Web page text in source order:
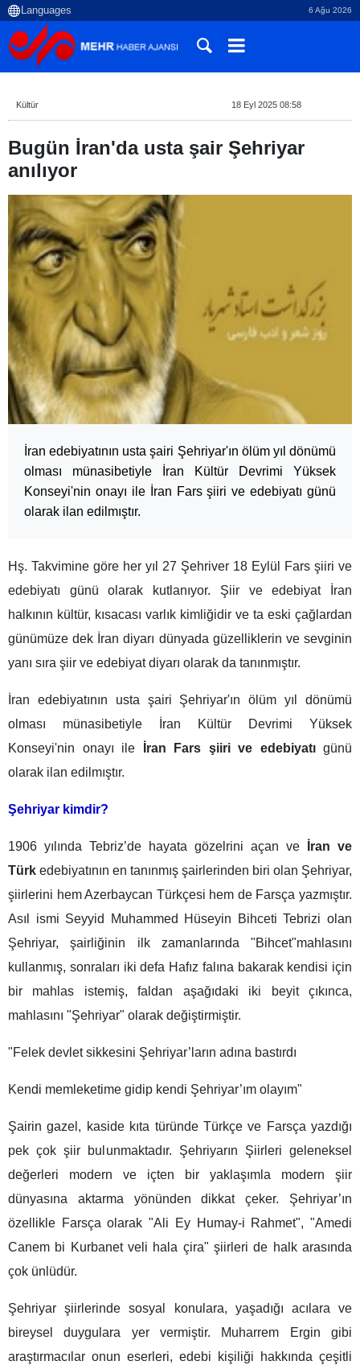
6 Ağu 2026
Kültür 18 Eyl 2025 08:58
Bugün İran'da usta şair Şehriyar
anılıyor
İran edebiyatının usta şairi Şehriyar'ın ölüm yıl dönümü
olması münasibetiyle İran Kültür Devrimi Yüksek
Konseyi'nin onayı ile İran Fars şiiri ve edebiyatı günü
olarak ilan edilmıştır.
Hş. Takvimine göre her yıl 27 Şehriver 18 Eylül Fars şiiri ve
edebiyatı günü olarak kutlanıyor. Şiir ve edebiyat İran
halkının kültür, kısacası varlık kimliğidir ve ta eski çağlardan
günümüze dek İran diyarı dünyada güzelliklerin ve sevginin
yanı sıra şiir ve edebiyat diyarı olarak da tanınmıştır.
İran edebiyatının usta şairi Şehriyar'ın ölüm yıl dönümü
olması münasibetiyle İran Kültür Devrimi Yüksek
Konseyi'nin onayı ile İran Fars şiiri ve edebiyatıgünü
olarak ilan edilmıştır.
Şehriyar kimdir?
1906 yılında Tebriz’de hayata gözelrini açan ve İran ve
Türk edebiyatının en tanınmış şairlerinden biri olan Şehriyar,
şiirlerini hem Azerbaycan Türkçesi hem de Farsça yazmıştır.
Asıl ismi Seyyid Muhammed Hüseyin Bihceti Tebrizi olan
Şehriyar, şairliğinin ilk zamanlarında "Bihcet"mahlasını
kullanmış, sonraları iki defa Hafız falına bakarak kendisi için
bir mahlas istemiş, faldan aşağıdaki iki beyit çıkınca,
mahlasını "Şehriyar" olarak değiştirmiştir.
"Felek devlet sikkesini Şehriyar’ların adına bastırdı
Kendi memleketime gidip kendi Şehriyar’ım olayım"
Şairin gazel, kaside kıta türünde Türkçe ve Farsça yazdığı
pek çok şiir bulunmaktadır. Şehriyarın Şiirleri geleneksel
değerleri modern ve içten bir yaklaşımla modern şiir
dünyasına aktarma yönünden dikkat çeker. Şehriyar’ın
özellikle Farsça olarak "Ali Ey Humay-i Rahmet", "Amedi
Canem bi Kurbanet veli hala çira" şiirleri de halk arasında
çok ünlüdür.
Şehriyar şiirlerinde sosyal konulara, yaşadığı acılara ve
bireysel duygulara yer vermiştir. Muharrem Ergin gibi
araştırmacılar onun eserleri, edebi kişiliği hakkında çeşitli